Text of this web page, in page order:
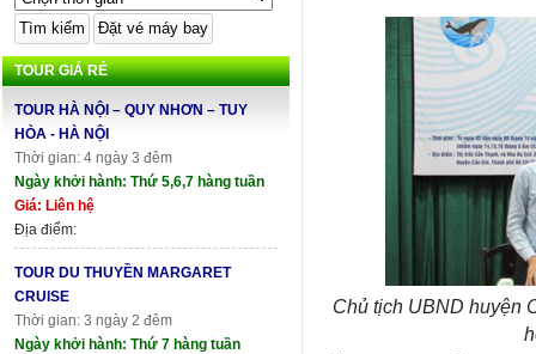
TOUR GIÁ RẺ
TOUR HÀ NỘI – QUY NHƠN – TUY
HÒA - HÀ NỘI
Thời gian: 4 ngày 3 đêm
Ngày khởi hành: Thứ 5,6,7 hàng tuần
Giá: Liên hệ
Địa điểm:
TOUR DU THUYỀN MARGARET
CRUISE
Thời gian: 3 ngày 2 đêm
Ngày khởi hành: Thứ 7 hàng tuần
Chủ tịch UBND huyện